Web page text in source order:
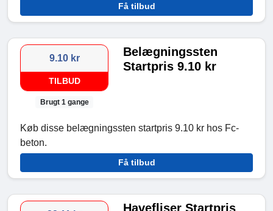
Få tilbud
9.10 kr
TILBUD
Brugt 1 gange
Belægningssten
Startpris 9.10 kr
Køb disse belægningssten startpris 9.10 kr hos Fc-
beton.
Få tilbud
Havefliser Startpris